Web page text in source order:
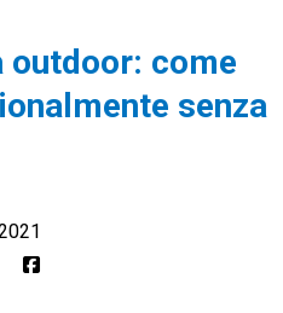
come
senza